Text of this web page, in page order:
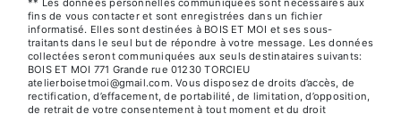
** Les données personnelles communiquées sont nécessaires aux
fins de vous contacter et sont enregistrées dans un fichier
informatisé. Elles sont destinées à BOIS ET MOI et ses sous-
traitants dans le seul but de répondre à votre message. Les données
collectées seront communiquées aux seuls destinataires suivants:
BOIS ET MOI 771 Grande rue 01230 TORCIEU
atelierboisetmoi@gmail.com. Vous disposez de droits d’accès, de
rectification, d’effacement, de portabilité, de limitation, d’opposition,
de retrait de votre consentement à tout moment et du droit